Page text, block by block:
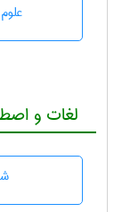
لغات و